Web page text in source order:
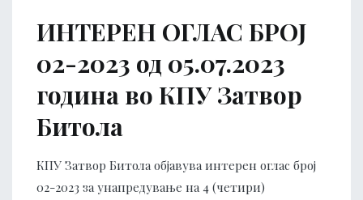
ИНТЕРЕН ОГЛАС БРОЈ
02-2023 од 05.07.2023
година во КПУ Затвор
Битола
КПУ Затвор Битола објавува интерен оглас број
02-2023 за унапредување на 4 (четири)